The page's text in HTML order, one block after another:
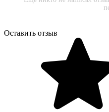
Оставить отзыв